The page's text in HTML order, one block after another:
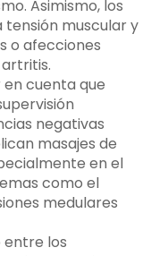
Asimismo, los
tensión muscular y
o afecciones
cuenta que
negativas
masajes de
en el
como el
medulares
entre los